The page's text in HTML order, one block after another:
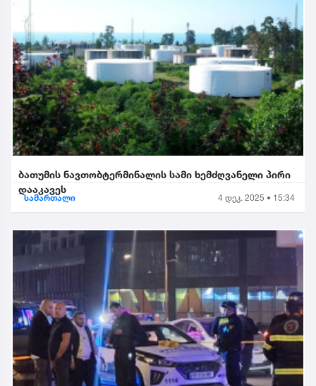
ბათუმის ნავთობტერმინალის სამი ხემძღვანელი პირი
დააკავეს
სამართალი 4 დეკ. 2025 • 15:34